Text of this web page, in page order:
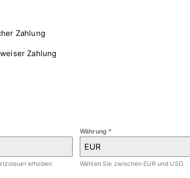
Zahlung
Zahlung
erhoben.
Währung *
EUR
Wählen Sie zwischen EUR und USD.